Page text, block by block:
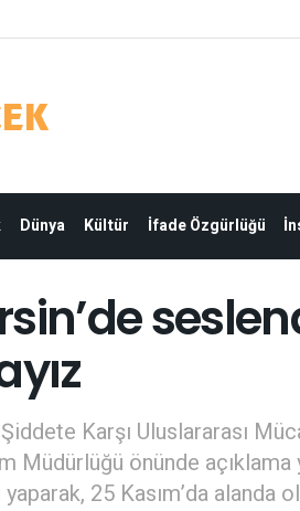
Dünya Kültür İfade Özgürlüğü
Karşı Uluslararası
önünde açıklama
25 Kasım’da alanda